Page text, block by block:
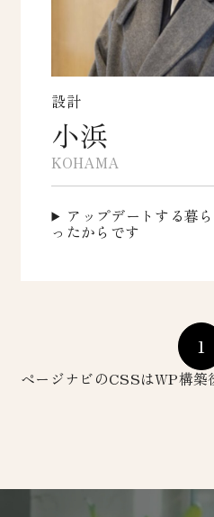
設計
小浜
KOHAMA
アップデートする暮
ったからです
1
ページナビのCSSはWP構築